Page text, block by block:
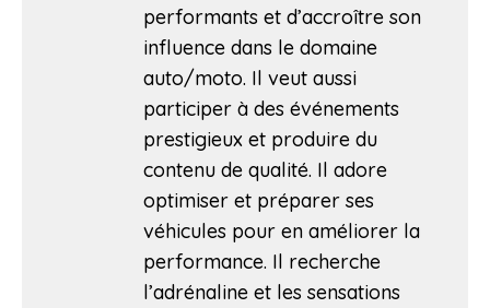
performants et d’accroître son
influence dans le domaine
auto/moto. Il veut aussi
participer à des événements
prestigieux et produire du
contenu de qualité. Il adore
optimiser et préparer ses
véhicules pour en améliorer la
performance. Il recherche
l’adrénaline et les sensations